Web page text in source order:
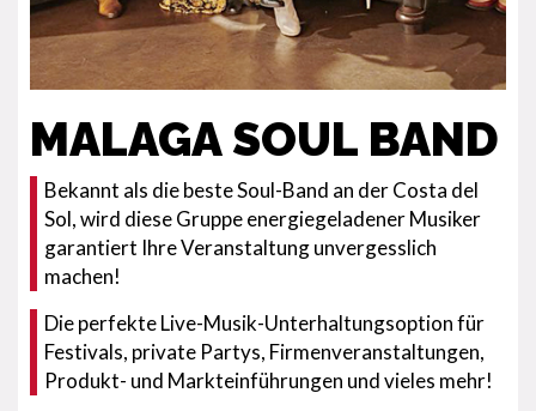
MALAGA SOUL BAND
Bekannt als die beste Soul-Band an der Costa del
Sol, wird diese Gruppe energiegeladener Musiker
garantiert Ihre Veranstaltung unvergesslich
machen!
Die perfekte Live-Musik-Unterhaltungsoption für
Festivals, private Partys, Firmenveranstaltungen,
Produkt- und Markteinführungen und vieles mehr!